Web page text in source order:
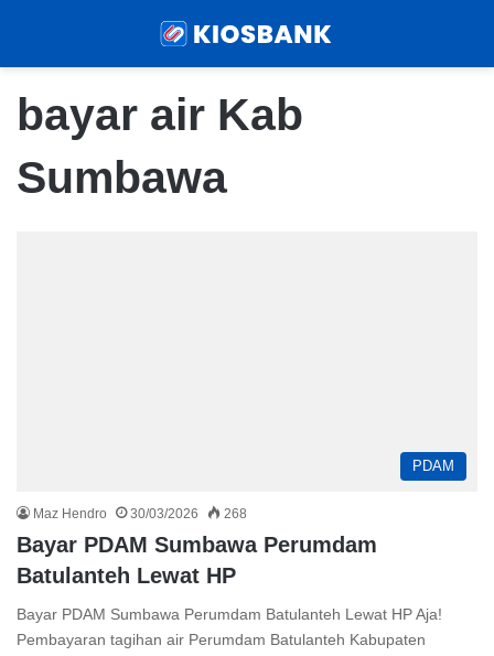
bayar air Kab
Sumbawa
PDAM
Maz Hendro 30/03/2026 268
Bayar PDAM Sumbawa Perumdam
Batulanteh Lewat HP
Bayar PDAM Sumbawa Perumdam Batulanteh Lewat HP Aja!
Pembayaran tagihan air Perumdam Batulanteh Kabupaten